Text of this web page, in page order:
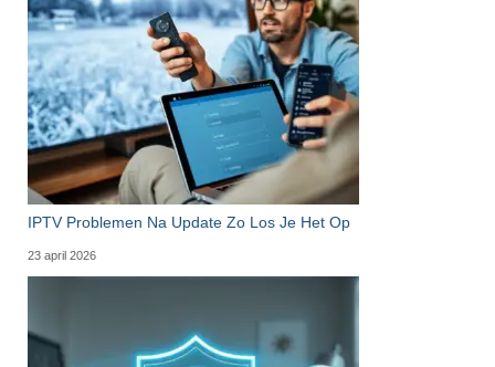
IPTV Problemen Na Update Zo Los Je Het Op
23 april 2026